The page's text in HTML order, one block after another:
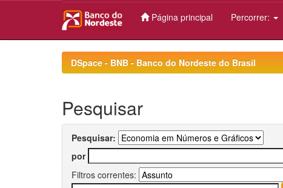
Página principal Percorrer:
DSpace - BNB - Banco do Nordeste do Brasil
Pesquisar
Pesquisar:
por
Filtros correntes: